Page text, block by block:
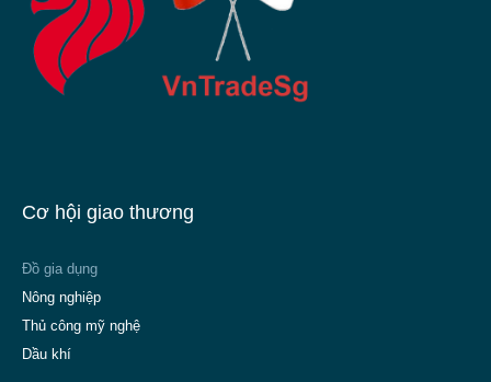
Cơ hội giao thương
Đồ gia dụng
Nông nghiệp
Thủ công mỹ nghệ
Dầu khí